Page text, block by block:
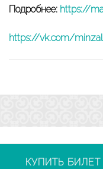
Подробнее: https://
https://vk.com/
КУПИТЬ БИЛЕТ